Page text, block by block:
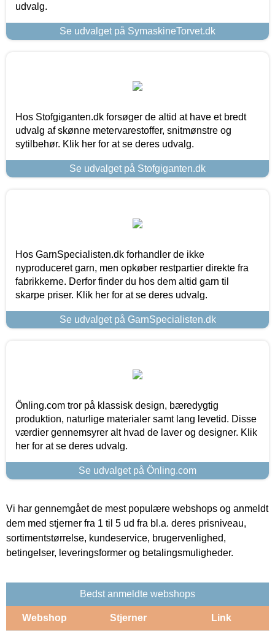
udvalg.
Se udvalget på SymaskineTorvet.dk
Hos Stofgiganten.dk forsøger de altid at have et bredt
udvalg af skønne metervarestoffer, snitmønstre og
sytilbehør. Klik her for at se deres udvalg.
Se udvalget på Stofgiganten.dk
Hos GarnSpecialisten.dk forhandler de ikke
nyproduceret garn, men opkøber restpartier direkte fra
fabrikkerne. Derfor finder du hos dem altid garn til
skarpe priser. Klik her for at se deres udvalg.
Se udvalget på GarnSpecialisten.dk
Önling.com tror på klassisk design, bæredygtig
produktion, naturlige materialer samt lang levetid. Disse
værdier gennemsyrer alt hvad de laver og designer. Klik
her for at se deres udvalg.
Se udvalget på Önling.com
Vi har gennemgået de mest populære webshops og anmeldt
dem med stjerner fra 1 til 5 ud fra bl.a. deres prisniveau,
sortimentstørrelse, kundeservice, brugervenlighed,
betingelser, leveringsformer og betalingsmuligheder.
Bedst anmeldte webshops
Webshop Stjerner Link